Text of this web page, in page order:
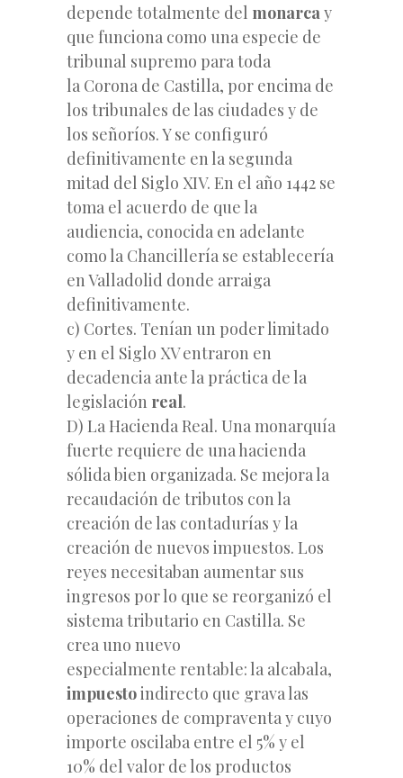
depende totalmente del monarcay
que funciona como una especie de
tribunal supremo para toda
la Corona de Castilla, por encima de
los tribunales de las ciudades y de
los señoríos. Y se configuró
definitivamente en la segunda
mitad del Siglo XIV. En el año 1442 se
toma el acuerdo de que la
audiencia, conocida en adelante
como la Chancillería se establecería
en Valladolid donde arraiga
definitivamente.
c) Cortes. Tenían un poder limitado
y en el Siglo XV entraron en
decadencia ante la práctica de la
legislación real.
D) La Hacienda Real. Una monarquía
fuerte requiere de una hacienda
sólida bien organizada. Se mejora la
recaudación de tributos con la
creación de las contadurías y la
creación de nuevos impuestos. Los
reyes necesitaban aumentar sus
ingresos por lo que se reorganizó el
sistema tributario en Castilla. Se
crea uno nuevo
especialmente rentable: la alcabala,
impuestoindirecto que grava las
operaciones de compraventa y cuyo
importe oscilaba entre el 5% y el
10% del valor de los productos